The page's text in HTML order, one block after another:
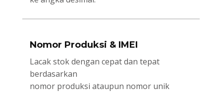
Nomor Produksi & IMEI
Lacak stok dengan cepat dan tepat
berdasarkan
nomor produksi ataupun nomor unik